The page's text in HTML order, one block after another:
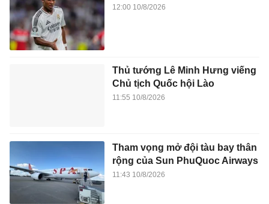
12:00 10/8/2026
Thủ tướng Lê Minh Hưng viếng
Chủ tịch Quốc hội Lào
11:55 10/8/2026
Tham vọng mở đội tàu bay thân
rộng của Sun PhuQuoc Airways
11:43 10/8/2026